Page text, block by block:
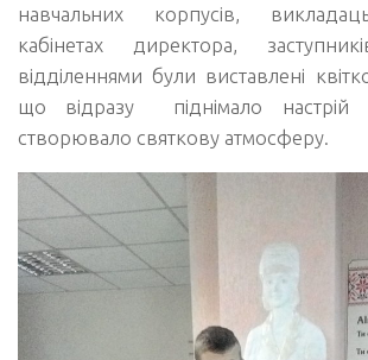
навчальних корпусів,
кабінетах директора,
відділеннями були виставлені
що відразу піднімало настрій
створювало святкову атмосферу.